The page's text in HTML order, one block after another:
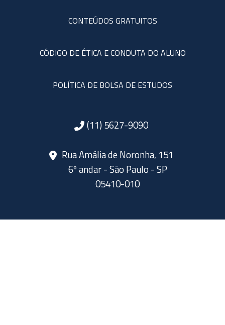
CONTEÚDOS GRATUITOS
CÓDIGO DE ÉTICA E CONDUTA DO ALUNO
POLÍTICA DE BOLSA DE ESTUDOS
(11) 5627-9090
Rua Amália de Noronha, 151
6º andar - São Paulo - SP
05410-010